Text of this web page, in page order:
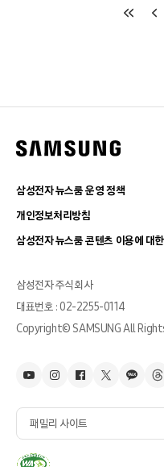
삼성전자 뉴스룸 운영 정책
개인정보처리방침
삼성전자 뉴스룸 콘텐츠 이용에 대
삼성전자 주식회사
대표번호 : 02-2255-0114
Copyright© SAMSUNG All
패밀리 사이트